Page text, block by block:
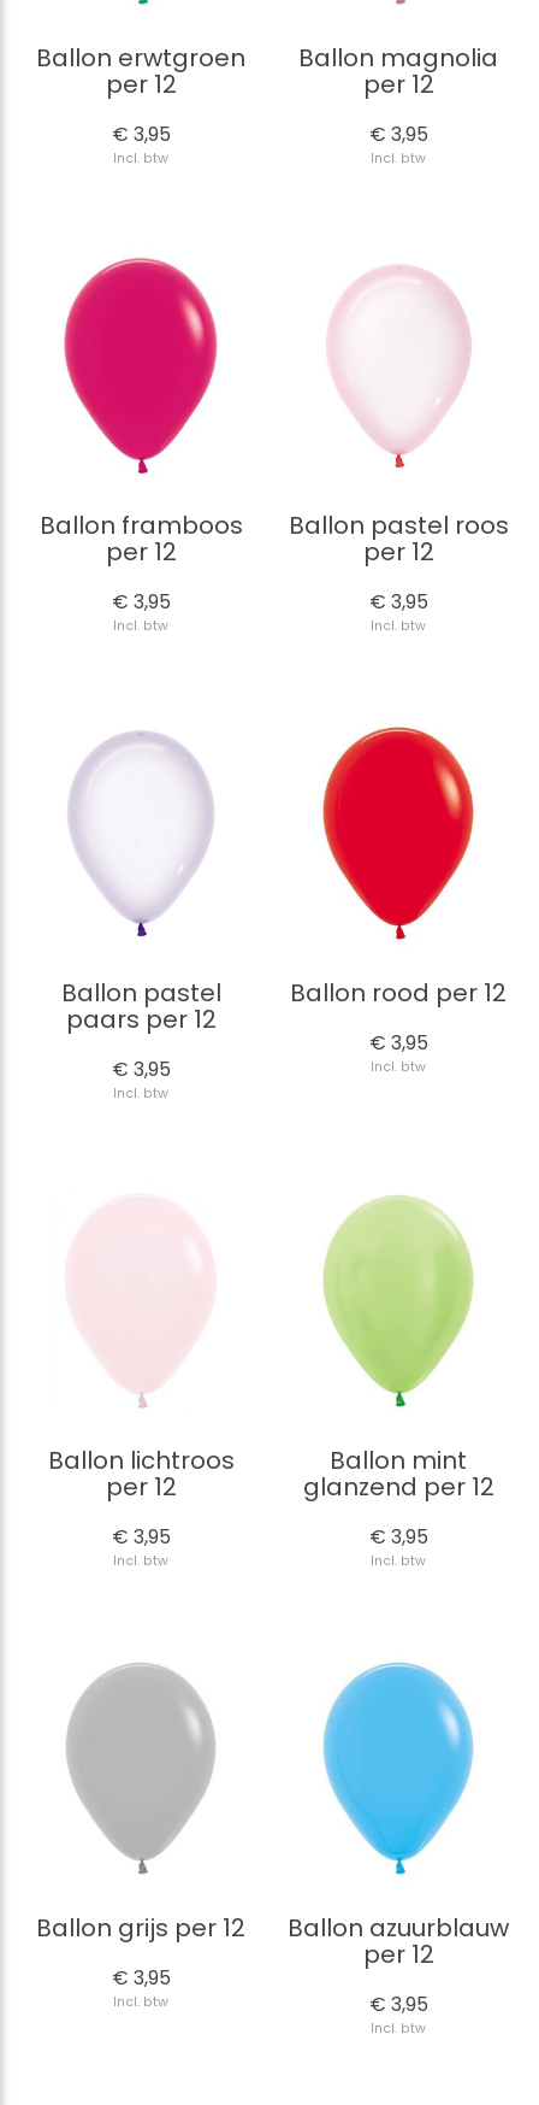
Ballon erwtgroen
per 12
€ 3,95
Incl. btw
Ballon magnolia
per 12
€ 3,95
Incl. btw
Ballon framboos
per 12
€ 3,95
Incl. btw
Ballon pastel roos
per 12
€ 3,95
Incl. btw
Ballon pastel
paars per 12
€ 3,95
Incl. btw
Ballon rood per 12
€ 3,95
Incl. btw
Ballon lichtroos
per 12
€ 3,95
Incl. btw
Ballon mint
glanzend per 12
€ 3,95
Incl. btw
Ballon grijs per 12
€ 3,95
Incl. btw
Ballon azuurblauw
per 12
€ 3,95
Incl. btw